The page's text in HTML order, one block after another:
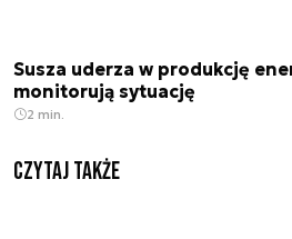
Susza uderza w produkcję
monitorują sytuację
2 min.
Czytaj także